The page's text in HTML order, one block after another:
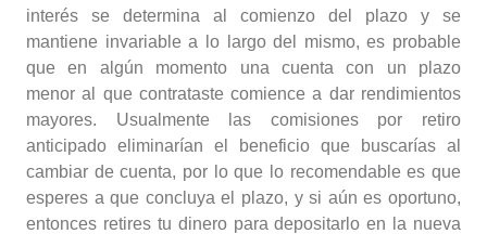
interés se determina al comienzo del plazo y se
mantiene invariable a lo largo del mismo, es probable
que en algún momento una cuenta con un plazo
menor al que contrataste comience a dar rendimientos
mayores. Usualmente las comisiones por retiro
anticipado eliminarían el beneficio que buscarías al
cambiar de cuenta, por lo que lo recomendable es que
esperes a que concluya el plazo, y si aún es oportuno,
entonces retires tu dinero para depositarlo en la nueva